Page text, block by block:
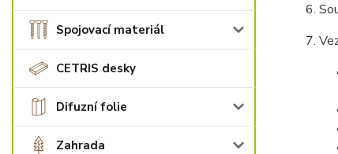
Spojovací materiál
CETRIS desky
Difuzní folie
Zahrada